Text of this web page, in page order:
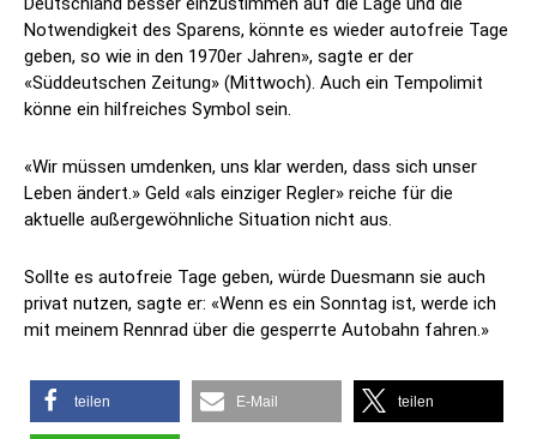
Notwendigkeit des Sparens, könnte es wieder autofreie Tage
geben, so wie in den 1970er Jahren», sagte er der
«Süddeutschen Zeitung» (Mittwoch). Auch ein Tempolimit
könne ein hilfreiches Symbol sein.
«Wir müssen umdenken, uns klar werden, dass sich unser
Leben ändert.» Geld «als einziger Regler» reiche für die
aktuelle außergewöhnliche Situation nicht aus.
Sollte es autofreie Tage geben, würde Duesmann sie auch
privat nutzen, sagte er: «Wenn es ein Sonntag ist, werde ich
mit meinem Rennrad über die gesperrte Autobahn fahren.»
teilen E-Mail teilen